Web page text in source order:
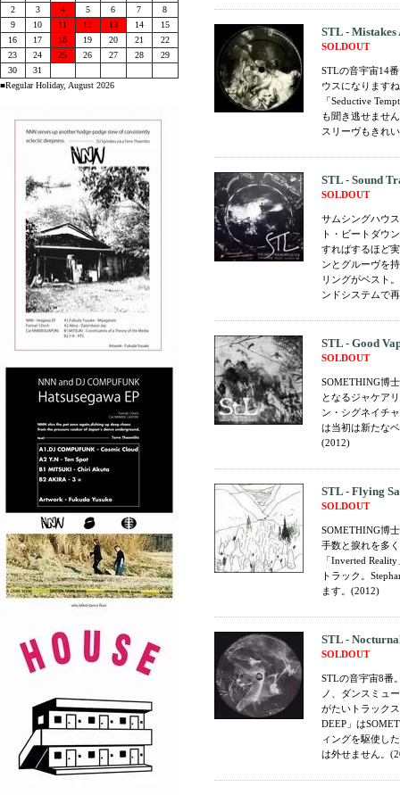
STL -
SOLDOUT
STLの音宇宙14
ウスになります
「Seductive
も聞き逃せませ
スリーヴもきれ
STL - Sound
SOLDOUT
サムシングハウ
ト・ビートダウ
すればするほど
ンとグルーヴを
リングがベスト
ンドシステムで
STL - Good
SOLDOUT
SOMETHING博
となるジャケア
ン・シグネイチ
は当初は新たな
(2012)
STL - Flying
SOLDOUT
SOMETHING博
手数と捩れを多
「Inverted
トラック。
ます。(2012)
STL -
SOLDOUT
STLの音宇宙8番
ノ、ダンスミュ
がたいトラック
DEEP」は
ィングを駆使し
は外せません。
2
3 4 5 6 7
8
9
10 11 12 13 14
15
16
17 18 19 20 21
22
23
24 25 26 27 28
29
30
31
■Regular Holiday, August 2026